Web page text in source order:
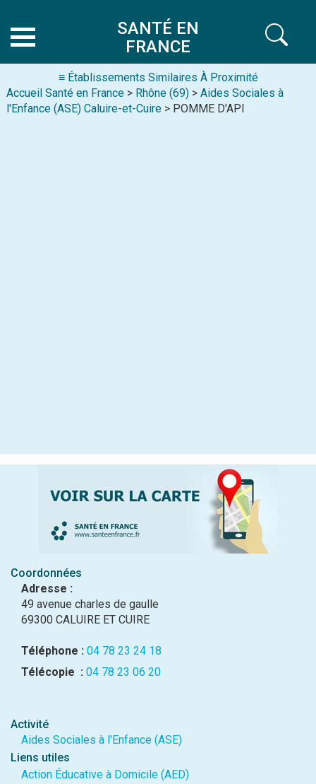
SANTÉ EN
FRANCE
≡ Établissements Similaires À Proximité
Accueil Santé en France > Rhône (69) > Aides Sociales à
l'Enfance (ASE) Caluire-et-Cuire > POMME D'API
Coordonnées
Adresse :
49 avenue charles de gaulle
69300 CALUIRE ET CUIRE
Téléphone : 04 78 23 24 18
Télécopie : 04 78 23 06 20
Activité
Aides Sociales à l'Enfance (ASE)
Liens utiles
Action Éducative à Domicile (AED)